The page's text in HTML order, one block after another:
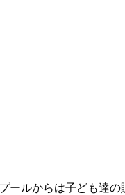
ルからは子ども達の